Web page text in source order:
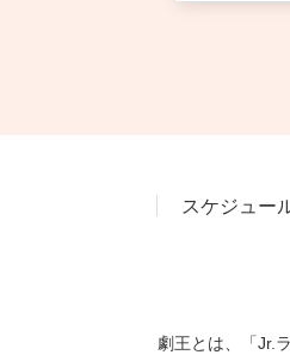
スケジュー
劇王とは、「Jr.